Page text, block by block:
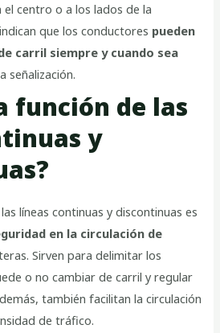
centro o a los lados de la
que los conductores pueden
carril siempre y cuando sea
señalización.
función de las
y
líneas continuas y discontinuas es
en la circulación de
Sirven para delimitar los
o no cambiar de carril y regular
también facilitan la circulación
de tráfico.